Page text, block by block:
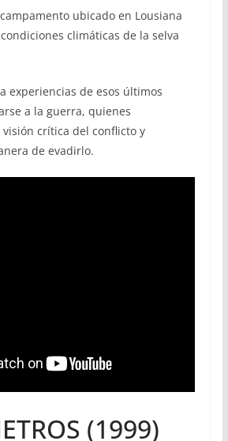
ubicado en Lousiana
climáticas de la selva
experiencias de esos últimos
a la guerra, quienes
crítica del conflicto y
de evadirlo.
(1999)